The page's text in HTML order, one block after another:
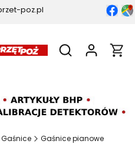
poz.pl
Otwórz
Gaśnice Gaśnice pianowe